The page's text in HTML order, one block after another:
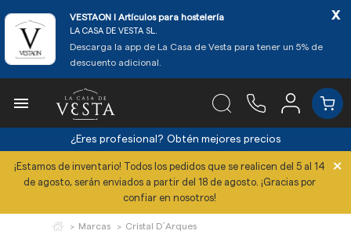
VESTAON l Artículos para hostelería
LA CASA DE VESTA SL.
Descarga la app de La Casa de Vesta para tener un 5% de
descuento adicional.
x

¿Eres profesional? Obtén mejores precios
¡Estamos de inventario! Todos los pedidos que se realicen del 5 al 14
de agosto, serán enviados a partir del 18 de agosto. ¡Gracias por
confiar en nosotros!
×
Marcas Cristal D´Arques